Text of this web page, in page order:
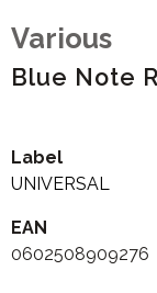
Various
Blue Note
Label
UNIVERSAL
EAN
0602508909276